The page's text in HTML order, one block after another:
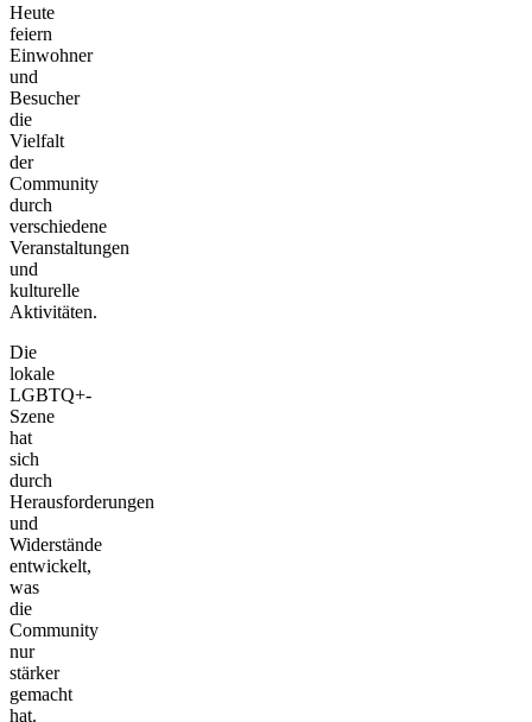
Heute
feiern
Einwohner
und
Besucher
die
Vielfalt
der
Community
durch
verschiedene
Veranstaltungen
und
kulturelle
Aktivitäten.
Die
lokale
LGBTQ+-
Szene
hat
sich
durch
Herausforderungen
und
Widerstände
entwickelt,
was
die
Community
nur
stärker
gemacht
hat.